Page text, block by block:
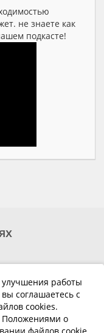
не знаете как
подкасте!
работы
соглашаетесь с
cookies.
о
1